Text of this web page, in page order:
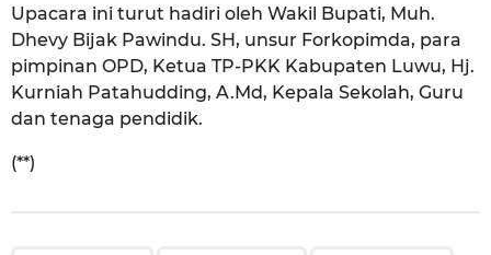
Upacara ini turut hadiri oleh Wakil Bupati, Muh.
Dhevy Bijak Pawindu. SH, unsur Forkopimda, para
pimpinan OPD, Ketua TP-PKK Kabupaten Luwu, Hj.
Kurniah Patahudding, A.Md, Kepala Sekolah, Guru
dan tenaga pendidik.
(**)